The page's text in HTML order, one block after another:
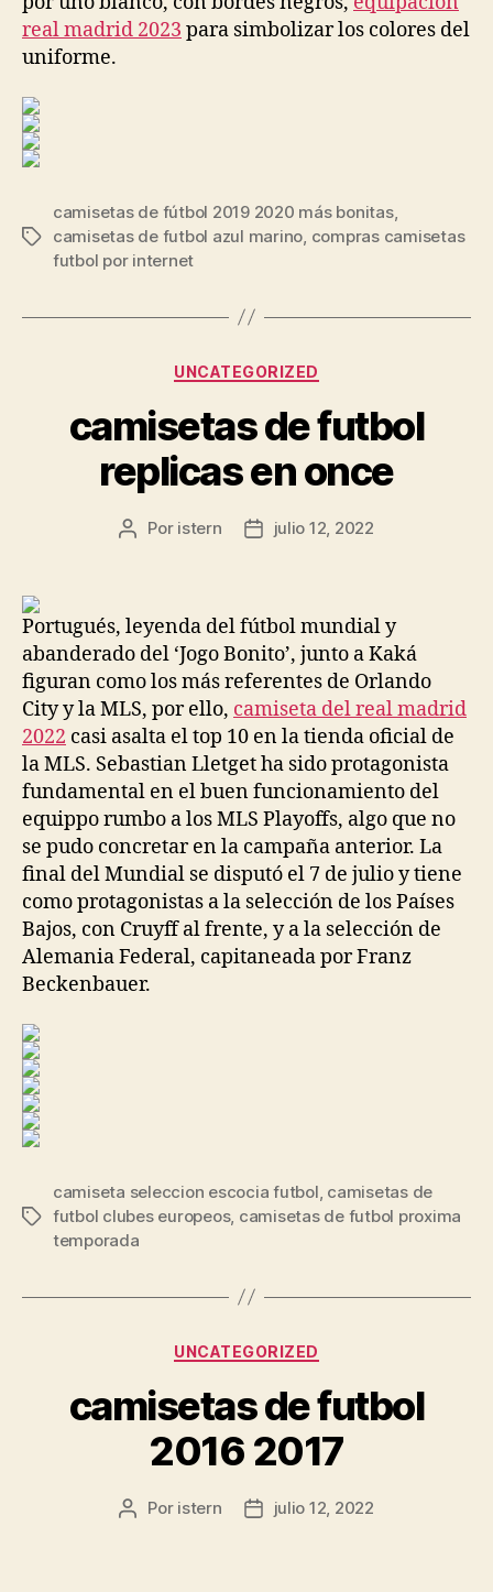
real madrid 2023 para simbolizar los colores del
uniforme.
Etiquetas
camisetas de fútbol 2019 2020 más bonitas,
camisetas de futbol azul marino compras camisetas
futbol por internet
Categorías
UNCATEGORIZED
camisetas de futbol
replicas en once
Autor
Por istern
Fechajulio 12, 2022
Portugués, leyenda del fútbol mundial y
abanderado del ‘Jogo Bonito’, junto a Kaká
figuran como los más referentes de Orlando
City y la MLS, por ello, camiseta del real madrid
2022 casi asalta el top 10 en la tienda oficial de
la MLS. Sebastian Lletget ha sido protagonista
fundamental en el buen funcionamiento del
equippo rumbo a los MLS Playoffs, algo que no
se pudo concretar en la campaña anterior. La
final del Mundial se disputó el 7 de julio y tiene
como protagonistas a la selección de los Países
Bajos, con Cruyff al frente, y a la selección de
Alemania Federal, capitaneada por Franz
Beckenbauer.
Etiquetas
camiseta seleccion escocia futbol camisetas de
futbol clubes europeos, camisetas de futbol proxima
temporada
Categorías
UNCATEGORIZED
camisetas de futbol
2016 2017
Autor
Por istern
Fechajulio 12, 2022